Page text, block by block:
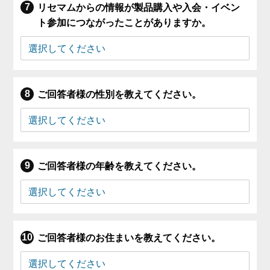
リセマムからの情報が製品購入や入会・イベン
ト参加につながったことがありますか。
ご回答者様の性別を教えてください。
ご回答者様の年齢を教えてください。
ご回答者様のお住まいを教えてください。